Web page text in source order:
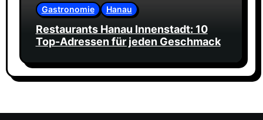
Gastronomie Hanau
Restaurants Hanau Innenstadt: 10
Top-Adressen für jeden Geschmack